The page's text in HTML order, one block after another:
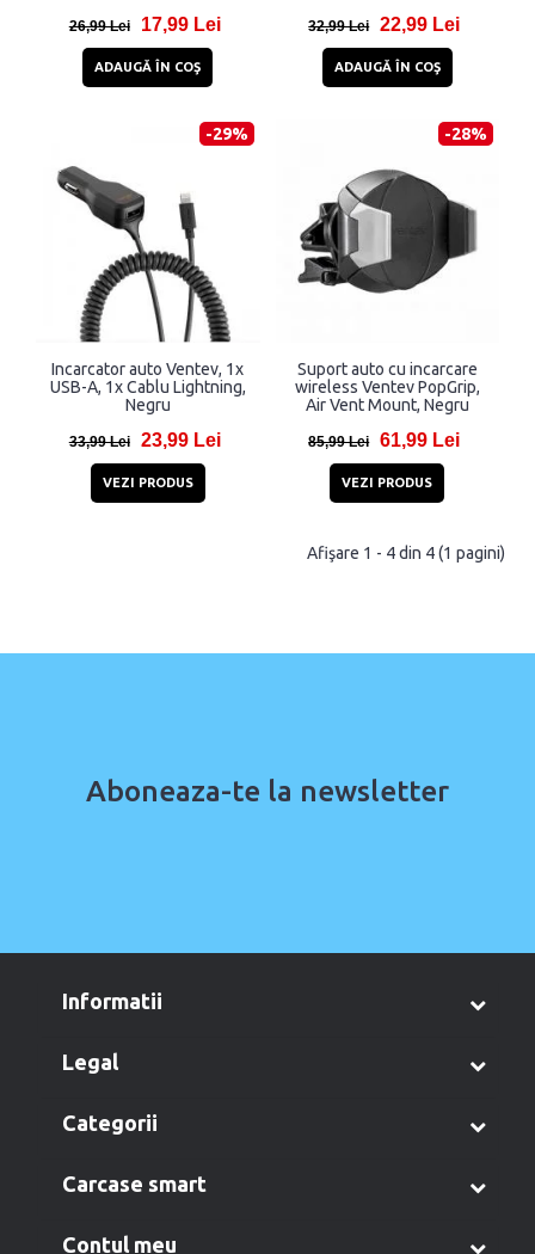
26,99 Lei 17,99 Lei
ADAUGĂ ÎN COŞ
32,99 Lei 22,99 Lei
ADAUGĂ ÎN COŞ
-29%
Incarcator auto Ventev, 1x
USB-A, 1x Cablu Lightning,
Negru
33,99 Lei 23,99 Lei
VEZI PRODUS
-28%
Suport auto cu incarcare
wireless Ventev PopGrip,
Air Vent Mount, Negru
85,99 Lei 61,99 Lei
VEZI PRODUS
Afişare 1 - 4 din 4 (1 pagini)
Aboneaza-te la newsletter
informatii
legal
categorii
carcase smart
contul meu